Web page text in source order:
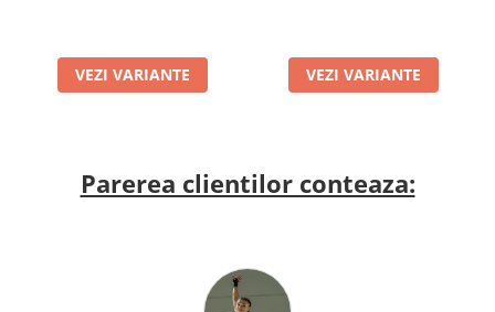
VEZI VARIANTE VEZI VARIANTE
Parerea clientilor conteaza: